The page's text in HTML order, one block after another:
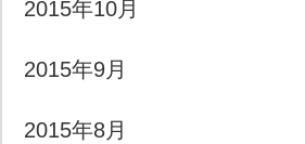
2015年10月
2015年9月
2015年8月